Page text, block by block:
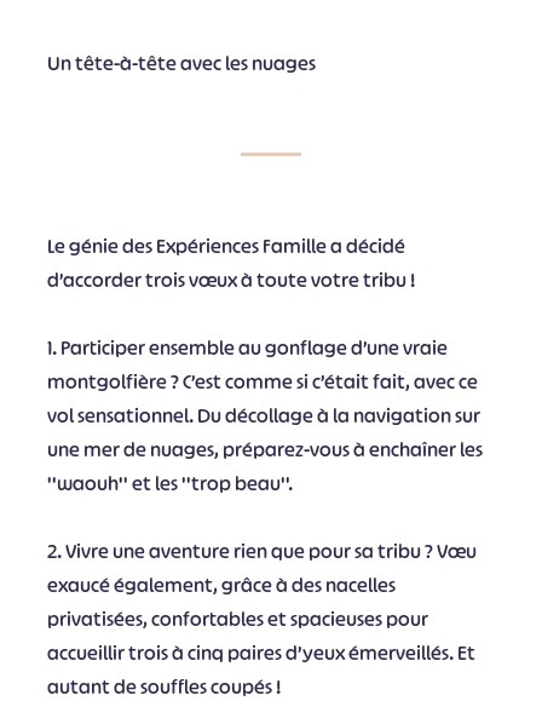
Un tête-à-tête avec les nuages
Le génie des Expériences Famille a décidé
d’accorder trois vœux à toute votre tribu !
1. Participer ensemble au gonflage d’une vraie
montgolfière ? C’est comme si c’était fait, avec ce
vol sensationnel. Du décollage à la navigation sur
une mer de nuages, préparez-vous à enchaîner les
''waouh'' et les ''trop beau''.
2. Vivre une aventure rien que pour sa tribu ? Vœu
exaucé également, grâce à des nacelles
privatisées, confortables et spacieuses pour
accueillir trois à cinq paires d’yeux émerveillés. Et
autant de souffles coupés !